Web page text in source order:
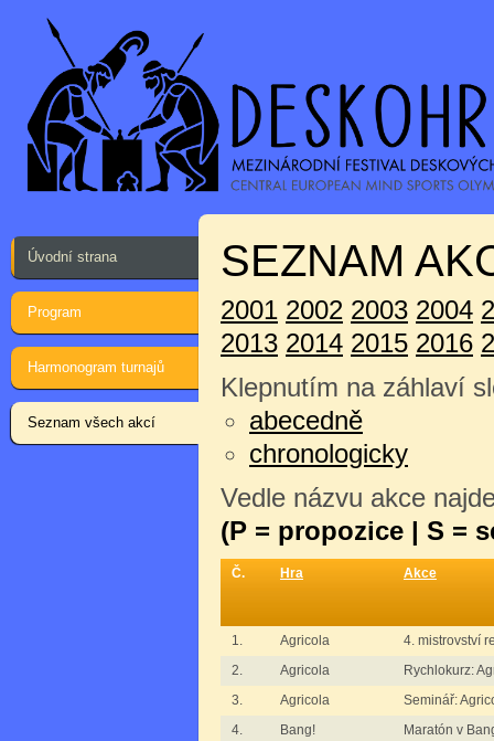
Úvodní strana
Program
Harmonogram turnajů
Seznam všech akcí
SEZNAM
2001 2002 2003 2004
2013 2014 2015 2016
Klepnutím na záhlaví
abecedně
chronologicky
Vedle názvu akce
(P = propozice | S =
Č. Hra Akce
1. Agricola
4. mistrovství
2.
Agricola
Rychlokurz:
3.
Agricola
Seminář:
4.
Bang!
Maratón v